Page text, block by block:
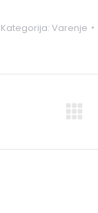
Kategorija: Varenje